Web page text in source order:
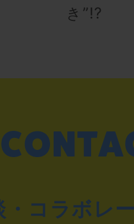
き”!?
・コラボレ